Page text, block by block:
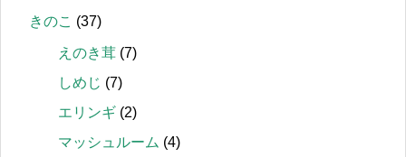
きのこ (37)
えのき茸 (7)
しめじ (7)
エリンギ (2)
マッシュルーム (4)